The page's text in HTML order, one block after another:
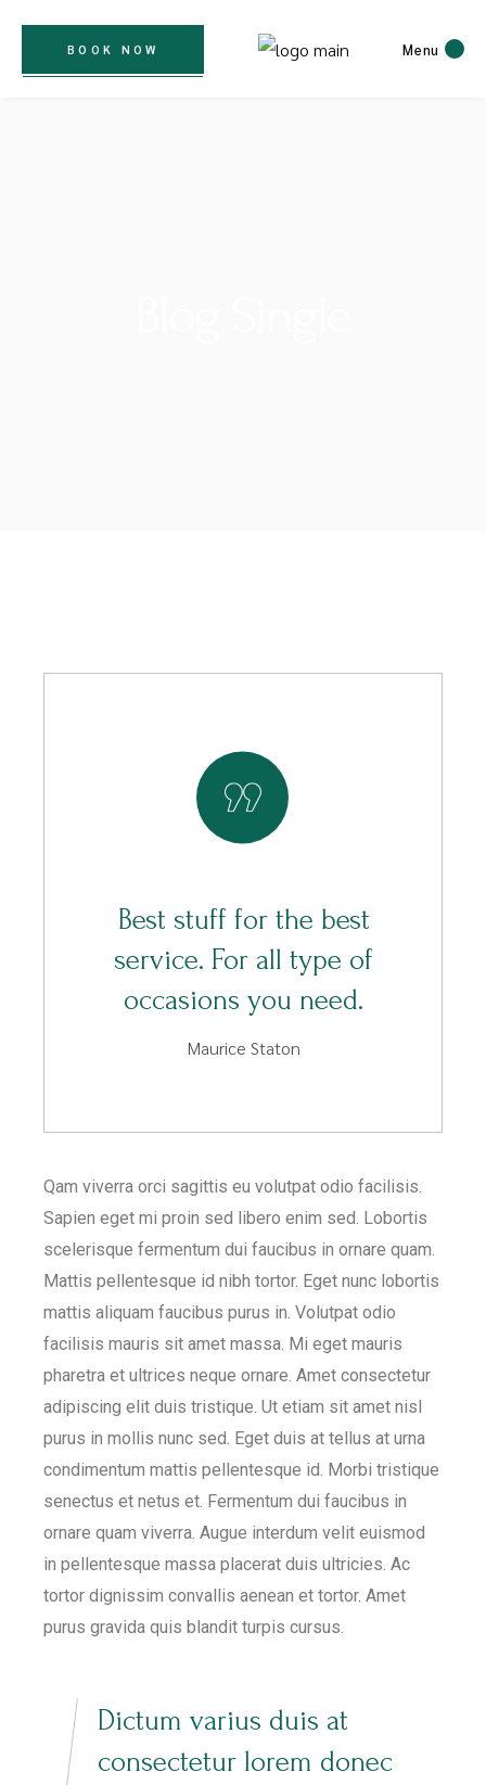
BOOK NOW Menu
Best stuff for the best
service. For all type of
occasions you need.
Maurice Staton
Qam viverra orci sagittis eu volutpat odio facilisis.
Sapien eget mi proin sed libero enim sed. Lobortis
scelerisque fermentum dui faucibus in ornare quam.
Mattis pellentesque id nibh tortor. Eget nunc lobortis
mattis aliquam faucibus purus in. Volutpat odio
facilisis mauris sit amet massa. Mi eget mauris
pharetra et ultrices neque ornare. Amet consectetur
adipiscing elit duis tristique. Ut etiam sit amet nisl
purus in mollis nunc sed. Eget duis at tellus at urna
condimentum mattis pellentesque id. Morbi tristique
senectus et netus et. Fermentum dui faucibus in
ornare quam viverra. Augue interdum velit euismod
in pellentesque massa placerat duis ultricies. Ac
tortor dignissim convallis aenean et tortor. Amet
purus gravida quis blandit turpis cursus.
Dictum varius duis at
consectetur lorem donec